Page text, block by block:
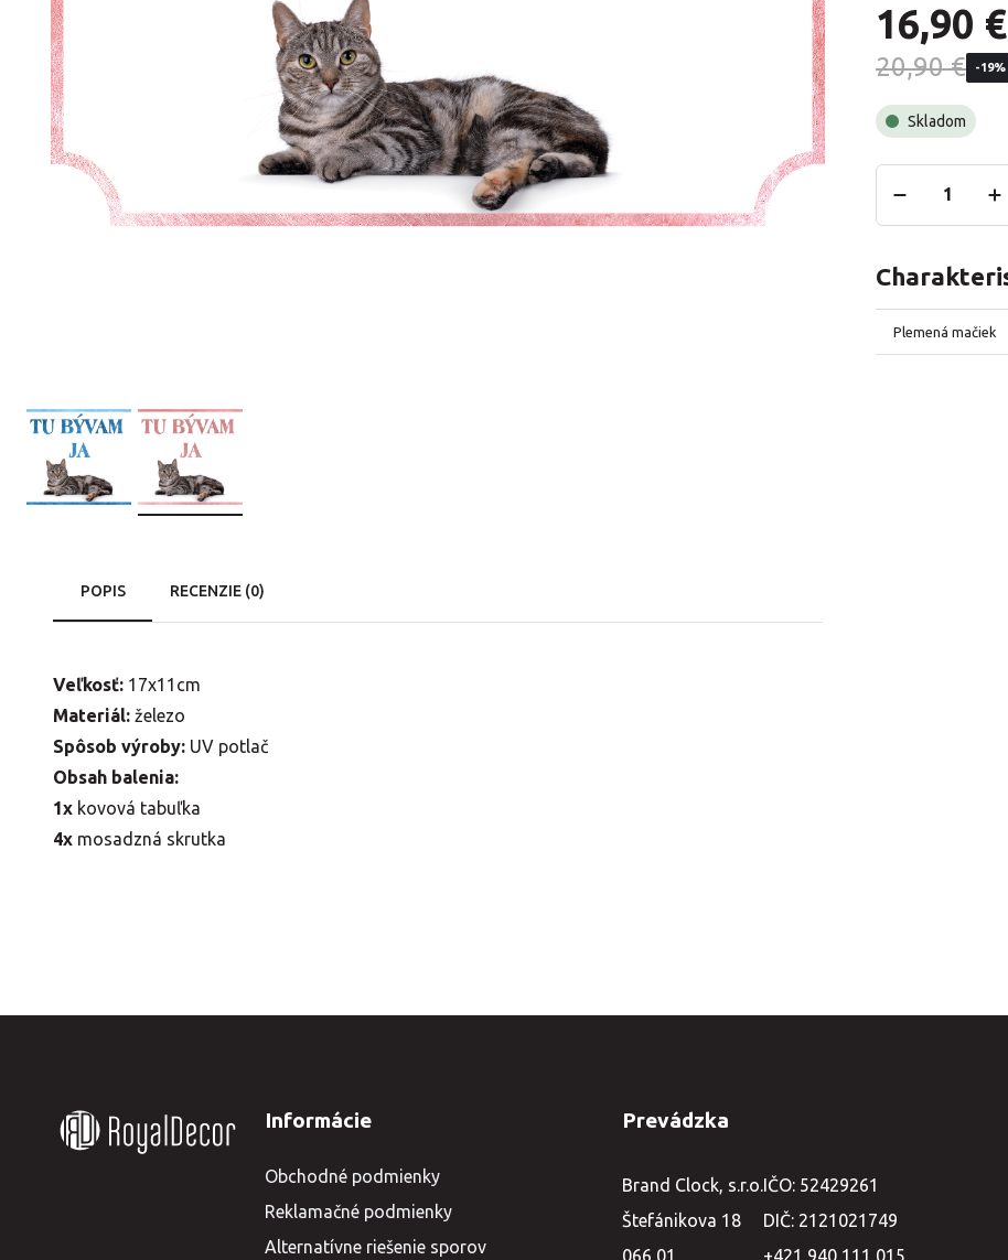
POPIS RECENZIE (0)
Veľkosť: 17x11cm
Materiál: železo
Spôsob výroby: UV potlač
Obsah balenia:
1x kovová tabuľka
4x mosadzná skrutka
16,90 €
20,90 € -19%
Skladom
Plemená mačiek
Informácie
Obchodné podmienky
Reklamačné podmienky
Alternatívne riešenie sporov
Prevádzka
Brand Clock, s.r.o.
Štefánikova 18
066 01
IČO: 52429261
DIČ: 2121021749
+421 940 111 015